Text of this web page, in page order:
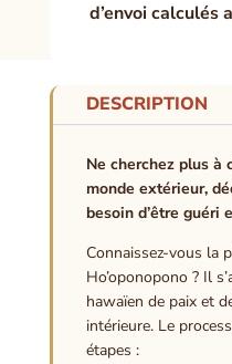
d’envoi calculés
DESCRIPTION
Ne cherchez plus à
monde extérieur,
besoin d’être guéri
Connaissez-vous la
Ho’oponopono ? Il
hawaïen de paix et
intérieure. Le
étapes :